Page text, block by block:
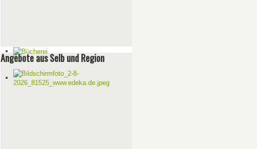
Angebote aus Selb und Region